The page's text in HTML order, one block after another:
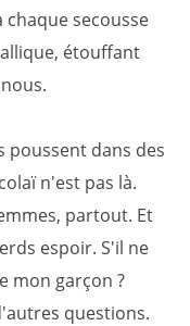
secousse
étouffant
poussent dans des
n'est pas là.
partout. Et
espoir. S'il ne
mon garçon ?
questions.